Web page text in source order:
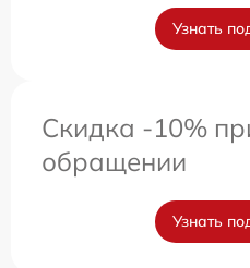
Узнать
Скидка -10%
обращении
Узнать